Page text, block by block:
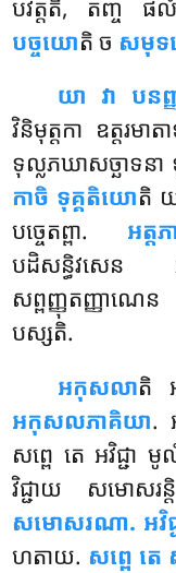
បវត្តតិ, តញ្ច ផ
បច្ចយោតិ ច សមុ
យា វា បន
វិនិមុត្តកា ឧត្តរ
ទុល្លភឃាសច្ឆាទនា
កាចិ ទុគ្គតិយោតិ
បច្ចេតព្ពា. អត្តភ
បដិសន្ធិវសេន
សព្ពញ្ញុតញ្ញាណេ
បស្សតិ.
អកុសលាតិ
អកុសលភាគិយា.
សព្ពេ តេ អវិជ្ជា
វិជ្ជាយ សមោសរ
សមោសរណា. អវិជ្
ហតាយ. សព្ពេ តេ